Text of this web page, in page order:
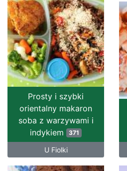
Prosty i szybki
orientalny makaron
soba z warzywami i
indykiem 371
U Fiolki